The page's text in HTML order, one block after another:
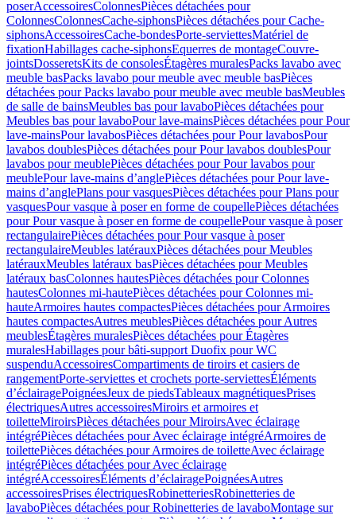
poserAccessoiresColonnesPièces détachées pour
ColonnesColonnesCache-siphonsPièces détachées pour Cache-
siphonsAccessoiresCache-bondesPorte-serviettesMatériel de
fixationHabillages cache-siphonsEquerres de montageCouvre-
jointsDosseretsKits de consolesÉtagères muralesPacks lavabo avec
meuble basPacks lavabo pour meuble avec meuble basPièces
détachées pour Packs lavabo pour meuble avec meuble basMeubles
de salle de bainsMeubles bas pour lavaboPièces détachées pour
Meubles bas pour lavaboPour lave-mainsPièces détachées pour Pour
lave-mainsPour lavabosPièces détachées pour Pour lavabosPour
lavabos doublesPièces détachées pour Pour lavabos doublesPour
lavabos pour meublePièces détachées pour Pour lavabos pour
meublePour lave-mains d’anglePièces détachées pour Pour lave-
mains d’anglePlans pour vasquesPièces détachées pour Plans pour
vasquesPour vasque à poser en forme de coupellePièces détachées
pour Pour vasque à poser en forme de coupellePour vasque à poser
rectangulairePièces détachées pour Pour vasque à poser
rectangulaireMeubles latérauxPièces détachées pour Meubles
latérauxMeubles latéraux basPièces détachées pour Meubles
latéraux basColonnes hautesPièces détachées pour Colonnes
hautesColonnes mi-hautePièces détachées pour Colonnes mi-
hauteArmoires hautes compactesPièces détachées pour Armoires
hautes compactesAutres meublesPièces détachées pour Autres
meublesÉtagères muralesPièces détachées pour Étagères
muralesHabillages pour bâti-support Duofix pour WC
suspenduAccessoiresCompartiments de tiroirs et casiers de
rangementPorte-serviettes et crochets porte-serviettesÉléments
d’éclairagePoignéesJeux de piedsTableaux magnétiquesPrises
électriquesAutres accessoiresMiroirs et armoires et
toiletteMiroirsPièces détachées pour MiroirsAvec éclairage
intégréPièces détachées pour Avec éclairage intégréArmoires de
toilettePièces détachées pour Armoires de toiletteAvec éclairage
intégréPièces détachées pour Avec éclairage
intégréAccessoiresÉléments d’éclairagePoignéesAutres
accessoiresPrises électriquesRobinetteriesRobinetteries de
lavaboPièces détachées pour Robinetteries de lavaboMontage sur